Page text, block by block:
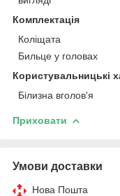
Комплектація
Коліщата
Бильце у головах
Користувальницькі
Білизна вголов'я
Приховати
Умови доставки
Нова Пошта